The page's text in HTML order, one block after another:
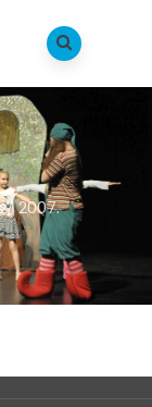
/2007.